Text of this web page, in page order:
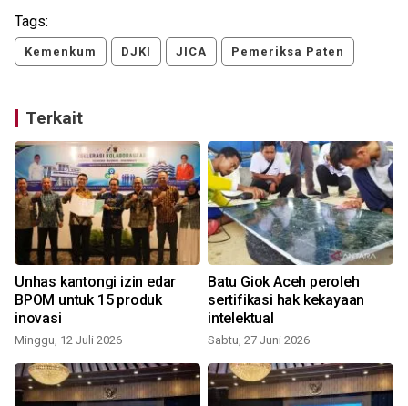
Tags:
Kemenkum DJKI JICA Pemeriksa Paten
Terkait
Unhas kantongi izin edar
BPOM untuk 15 produk
inovasi
Minggu, 12 Juli 2026
Batu Giok Aceh peroleh
sertifikasi hak kekayaan
intelektual
Sabtu, 27 Juni 2026